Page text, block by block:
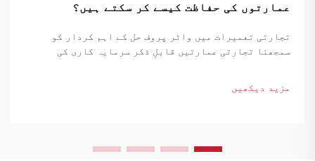
عمارتوں کی حفاظت کیسے کر سکتے ہیں؟
تجارتی تعمیرات میں واٹر پروف حل کے اہم کردار کو
سمجھنا تجارتی عمارتیں قابلِ ذکر سرمایہ کاری کی
ضرورت ہوتی ہے۔ زیر زمین کے...
مزید دیکھیں